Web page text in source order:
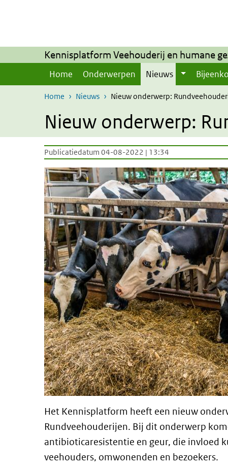
Kennisplatform Veehouderij en humane
Home Onderwerpen Nieuws
Home Nieuws Nieuw onderwerp:
Nieuw onderwerp:
Publicatiedatum 04-08-2022 | 13:34
Het Kennisplatform heeft een nieuw
Rundveehouderijen. Bij dit onderwerp
antibioticaresistentie en geur, die invloed
veehouders, omwonenden en bezoekers.